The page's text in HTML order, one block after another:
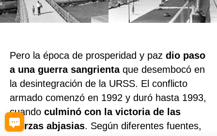
Pero la época de prosperidad y paz dio paso
a una guerra sangrientaque desembocó en
la desintegración de la URSS. El conflicto
armado comenzó en 1992 y duró hasta 1993,
cuando culminó con la victoria de las
fuerzas abjasias. Según diferentes fuentes,